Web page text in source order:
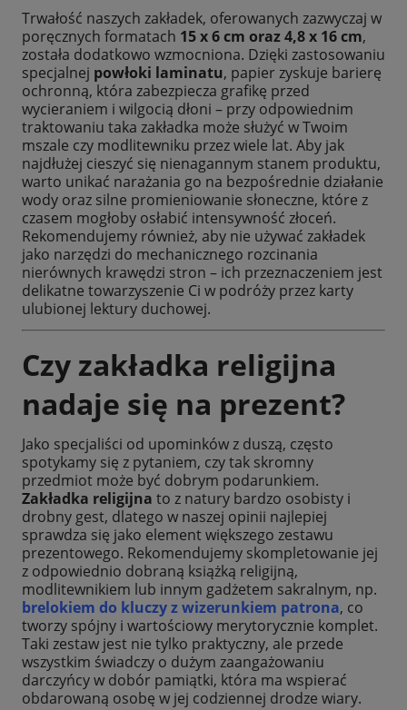
Trwałość naszych zakładek, oferowanych zazwyczaj w
poręcznych formatach 15 x 6 cm oraz 4,8 x 16 cm,
została dodatkowo wzmocniona. Dzięki zastosowaniu
specjalnej powłoki laminatu, papier zyskuje barierę
ochronną, która zabezpiecza grafikę przed
wycieraniem i wilgocią dłoni – przy odpowiednim
traktowaniu taka zakładka może służyć w Twoim
mszale czy modlitewniku przez wiele lat. Aby jak
najdłużej cieszyć się nienagannym stanem produktu,
warto unikać narażania go na bezpośrednie działanie
wody oraz silne promieniowanie słoneczne, które z
czasem mogłoby osłabić intensywność złoceń.
Rekomendujemy również, aby nie używać zakładek
jako narzędzi do mechanicznego rozcinania
nierównych krawędzi stron – ich przeznaczeniem jest
delikatne towarzyszenie Ci w podróży przez karty
ulubionej lektury duchowej.
Czy zakładka religijna
nadaje się na prezent?
Jako specjaliści od upominków z duszą, często
spotykamy się z pytaniem, czy tak skromny
przedmiot może być dobrym podarunkiem.
Zakładka religijna to z natury bardzo osobisty i
drobny gest, dlatego w naszej opinii najlepiej
sprawdza się jako element większego zestawu
prezentowego. Rekomendujemy skompletowanie jej
z odpowiednio dobraną książką religijną,
modlitewnikiem lub innym gadżetem sakralnym, np.
brelokiem do kluczy z wizerunkiem patrona, co
tworzy spójny i wartościowy merytorycznie komplet.
Taki zestaw jest nie tylko praktyczny, ale przede
wszystkim świadczy o dużym zaangażowaniu
darczyńcy w dobór pamiątki, która ma wspierać
obdarowaną osobę w jej codziennej drodze wiary.